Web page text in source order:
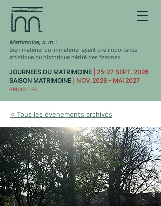
Matrimoine, n. m. :
Bien matériel ou immatériel ayant une importance
artistique ou historique hérité des femmes.
JOURNEES DU MATRIMOINE
| 25-27 SEPT. 2026
SAISON MATRIMOINE
| NOV. 2026 - MAI 2027
BRUXELLES
< Tous les évènements archivés